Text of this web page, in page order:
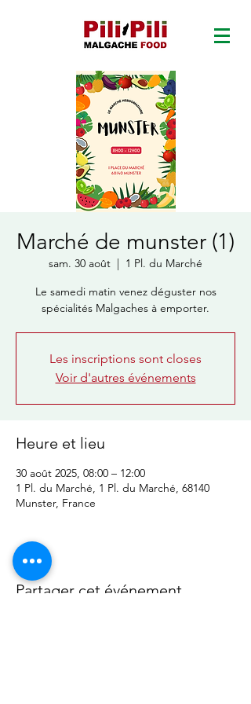
Marché de munster (1)
sam. 30 août
  |
1 Pl. du Marché
Le samedi matin venez déguster nos
spécialités Malgaches à emporter.
Les inscriptions sont closes
Voir d'autres événements
Heure et lieu
30 août 2025, 08:00 – 12:00
1 Pl. du Marché, 1 Pl. du Marché, 68140
Munster, France
Partager cet événement